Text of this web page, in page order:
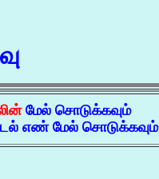
மேல் சொடுக்கவும்
எண் மேல் சொடுக்கவும்